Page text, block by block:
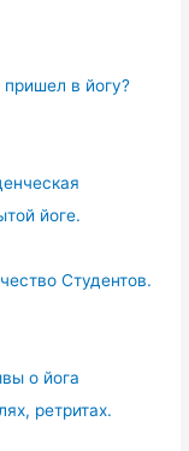
в йогу?
йоге.
Студентов.
о йога
ретритах.